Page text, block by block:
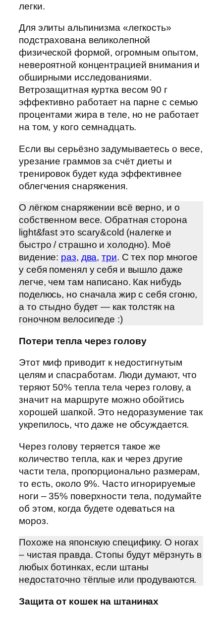
легки.
Для элиты альпинизма «легкость»
подстрахована великолепной
физической формой, огромным опытом,
невероятной концентрацией внимания и
обширными исследованиями.
Ветрозащитная куртка весом 90 г
эффективно работает на парне с семью
процентами жира в теле, но не работает
на том, у кого семнадцать.
Если вы серьёзно задумываетесь о весе,
урезание граммов за счёт диеты и
тренировок будет куда эффективнее
облегчения снаряжения.
О лёгком снаряжении всё верно, и о
собственном весе. Обратная сторона
light&fast это scary&cold (налегке и
быстро / страшно и холодно). Моё
видение: раз, два,три. С тех пор многое
у себя поменял у себя и вышло даже
легче, чем там написано. Как нибудь
поделюсь, но сначала жир с себя сгоню,
а то стыдно будет — как толстяк на
гоночном велосипеде :)
Потери тепла через голову
Этот миф приводит к недостигнутым
целям и спасработам. Люди думают, что
теряют 50% тепла тела через голову, а
значит на маршруте можно обойтись
хорошей шапкой. Это недоразумение так
укрепилось, что даже не обсуждается.
Через голову теряется такое же
количество тепла, как и через другие
части тела, пропорционально размерам,
то есть, около 9%. Часто игнорируемые
ноги – 35% поверхности тела, подумайте
об этом, когда будете одеваться на
мороз.
Похоже на японскую специфику. О ногах
– чистая правда. Стопы будут мёрзнуть в
любых ботинках, если штаны
недостаточно тёплые или продуваются.
Защита от кошек на штанинах